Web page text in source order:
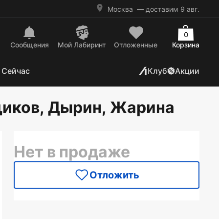
Москва — доставим 9 авг.
Сообщения Mой Лабиринт Отложенные Корзина
0
Клуб Акции
Дырин, Жарина
Нет в продаже
Отложить